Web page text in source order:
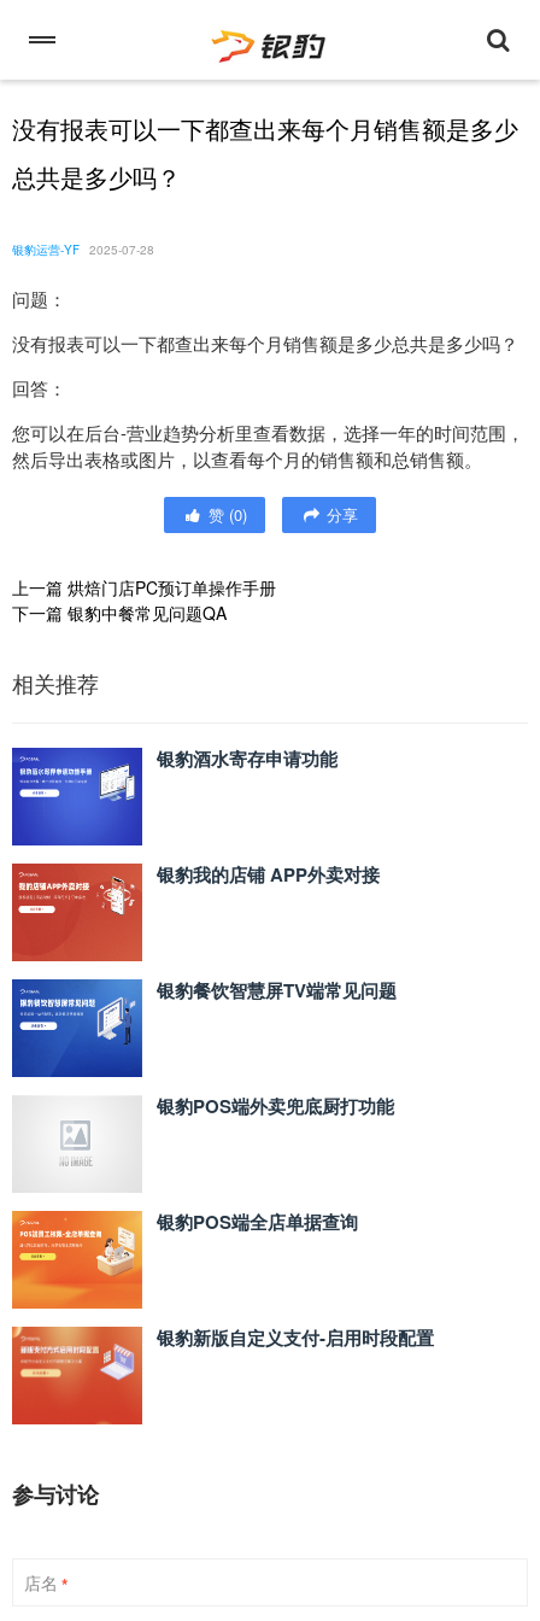
没有报表可以一下都查出来每个月销售额是多少
总共是多少吗？
银豹运营-YF 2025-07-28
问题：
没有报表可以一下都查出来每个月销售额是多少总共是多少吗？
回答：
您可以在后台-营业趋势分析里查看数据，选择一年的时间范围，
然后导出表格或图片，以查看每个月的销售额和总销售额。
赞 (0) 分享
上一篇 烘焙门店PC预订单操作手册
下一篇 银豹中餐常见问题QA
相关推荐
银豹酒水寄存申请功能
银豹我的店铺 APP外卖对接
银豹餐饮智慧屏TV端常见问题
银豹POS端外卖兜底厨打功能
银豹POS端全店单据查询
银豹新版自定义支付‑启用时段配置
参与讨论
店名 *